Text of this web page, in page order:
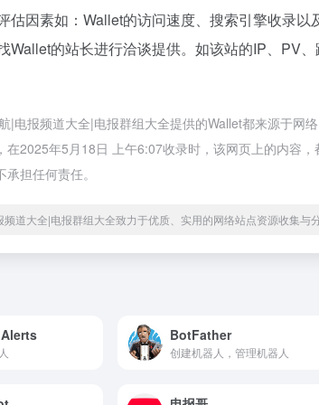
估因素如：Wallet的访问速度、搜索引擎收录
Wallet的站长进行洽谈提供。如该站的IP、PV、
|电报频道大全|电报群组大全提供的Wallet都来源于
在2025年5月18日 上午6:07收录时，该网页上的内容
担任何责任。
道大全|电报群组大全致力于优质、实用的网络站点资源收集与
BotFather
创建机器人，管理机器人